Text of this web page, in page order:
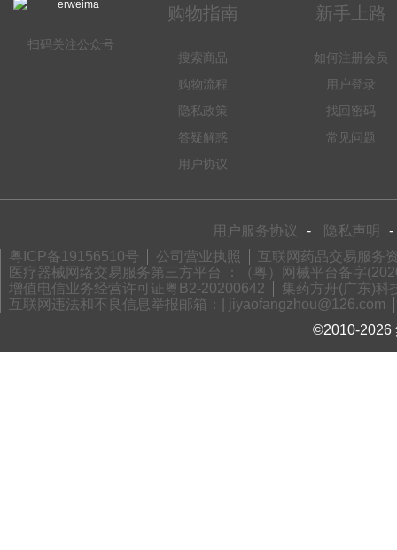
扫码关注公众号
购物指南
搜索商品
购物流程
隐私政策
答疑解惑
用户协议
新手上路
如何注册会员
用户登录
找回密码
常见问题
用户服务协议 - 隐私声明
-
粤ICP备19156510号
公司营业执照
互联网药品交易服务
医疗器械网络交易服务第三方平台 ：（粤）网械平台备字
增值电信业务经营许可证粤B2-20200642
集药方舟(广东)科
互联网违法和不良信息举报邮箱：| jiyaofangzhou@126.com
©2010-2026